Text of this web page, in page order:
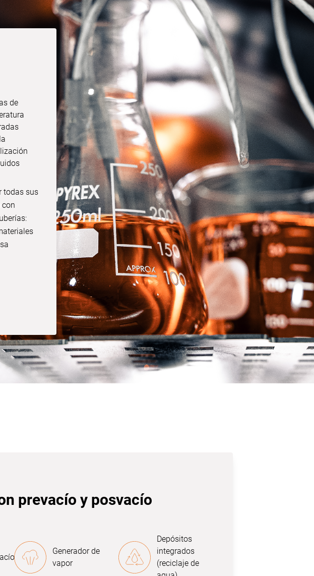
de
todas sus
prevacío y posvacío
Generador de
vapor
Depósitos
integrados
(reciclaje de